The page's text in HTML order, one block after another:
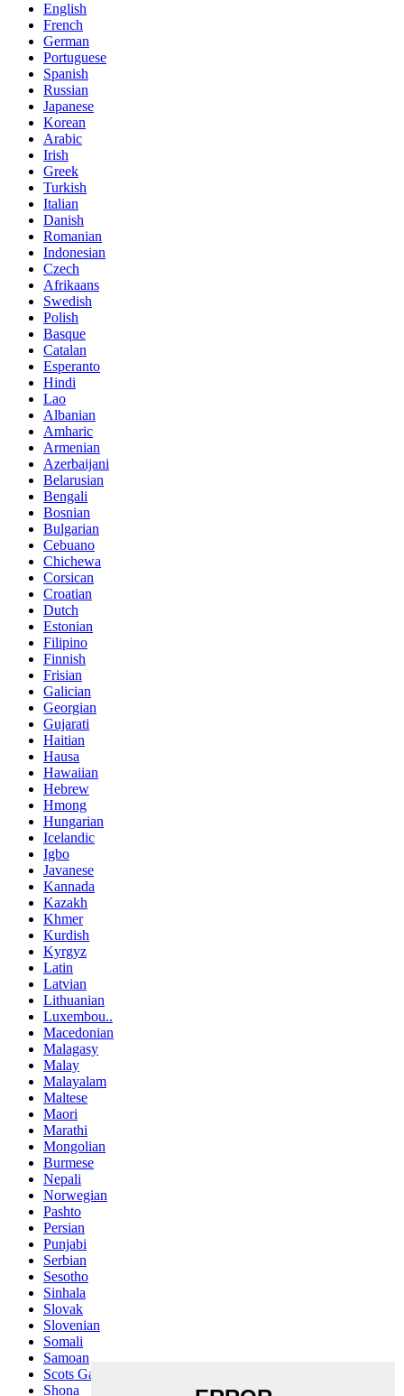
English
French
German
Portuguese
Spanish
Russian
Japanese
Korean
Arabic
Irish
Greek
Turkish
Italian
Danish
Romanian
Indonesian
Czech
Afrikaans
Swedish
Polish
Basque
Catalan
Esperanto
Hindi
Lao
Albanian
Amharic
Armenian
Azerbaijani
Belarusian
Bengali
Bosnian
Bulgarian
Cebuano
Chichewa
Corsican
Croatian
Dutch
Estonian
Filipino
Finnish
Frisian
Galician
Georgian
Gujarati
Haitian
Hausa
Hawaiian
Hebrew
Hmong
Hungarian
Icelandic
Igbo
Javanese
Kannada
Kazakh
Khmer
Kurdish
Kyrgyz
Latin
Latvian
Lithuanian
Luxembou..
Macedonian
Malagasy
Malay
Malayalam
Maltese
Maori
Marathi
Mongolian
Burmese
Nepali
Norwegian
Pashto
Persian
Punjabi
Serbian
Sesotho
Sinhala
Slovak
Slovenian
Somali
Samoan
Scots Gaelic
Shona